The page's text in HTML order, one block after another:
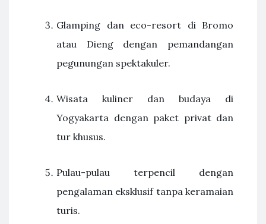
Glamping dan eco-resort di Bromo
atau Dieng dengan pemandangan
pegunungan spektakuler.
Wisata kuliner dan budaya di
Yogyakarta dengan paket privat dan
tur khusus.
Pulau-pulau terpencil dengan
pengalaman eksklusif tanpa keramaian
turis.